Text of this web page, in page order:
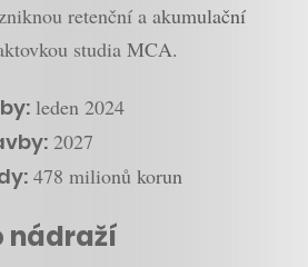
retenční a akumulační
studia MCA.
leden 2024
2027
478 milionů korun
nádraží